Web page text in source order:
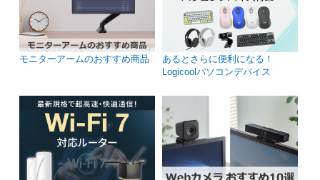
モニターアームのおすすめ商品
あるとさらに便利になる！
Logicoolパソコンデバイス